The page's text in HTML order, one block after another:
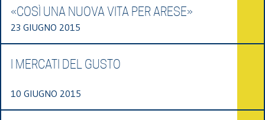
«COSÌ UNA NUOVA VITA PER ARESE»
23 GIUGNO 2015
I MERCATI DEL GUSTO
10 GIUGNO 2015